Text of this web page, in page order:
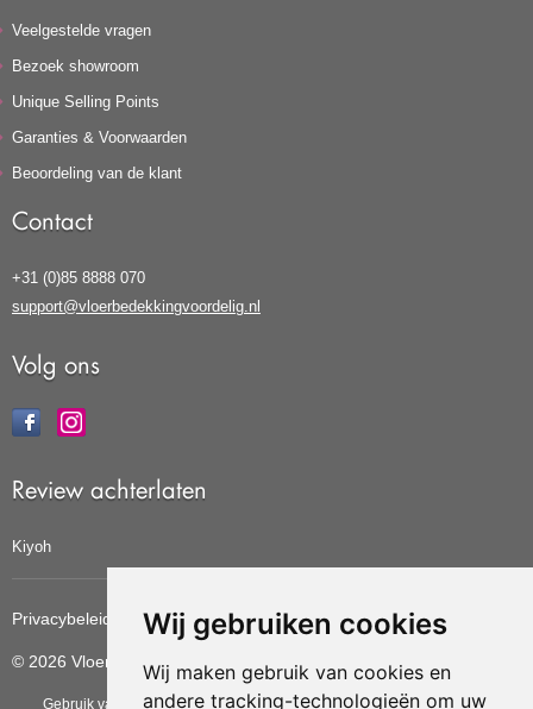
Wij gebruiken cookies
Wij maken gebruik van cookies en
andere tracking-technologieën om uw
Veelgestelde vragen
Bezoek showroom
Unique Selling Points
Garanties & Voorwaarden
Beoordeling van de klant
Contact
+31 (0)85 8888 070
support@vloerbedekkingvoordelig.nl
Volg ons
Review achterlaten
Kiyoh
Privacybeleid Cookiebeleid Update cookies voorkeuren
© 2026 Vloerbedekkingvoordelig
Gebruik van deze site betekent dat u dealgemene voorwaarden van CBW